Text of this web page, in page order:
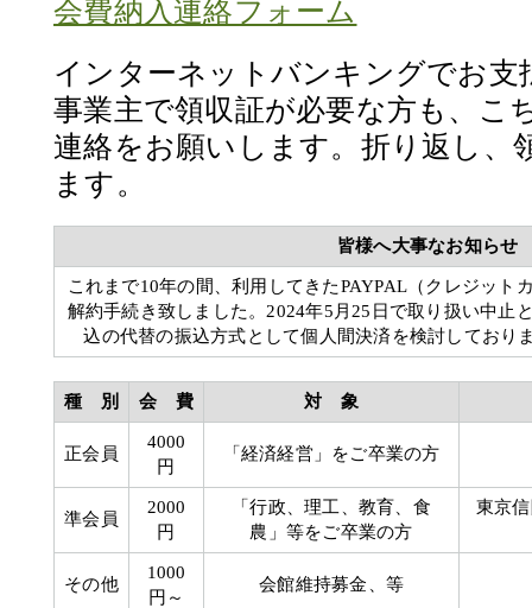
会費納入連絡フォーム
インターネットバンキングでお支
事業主で領収証が必要な方も、こ
連絡をお願いします。折り返し、
ます。
皆様へ大事なお知らせ
これまで10年の間、利用してきたPAYPAL（クレジット
解約手続き致しました。2024年5月25日で取り扱い中止
込の代替の振込方式として個人間決済を検討しており
種 別 会 費 対 象
正会員
4000
円
「経済経営」をご卒業の方
準会員
2000
円
「行政、理工、教育、食
農」等をご卒業の方
東京
その他
1000
円～
会館維持募金、等